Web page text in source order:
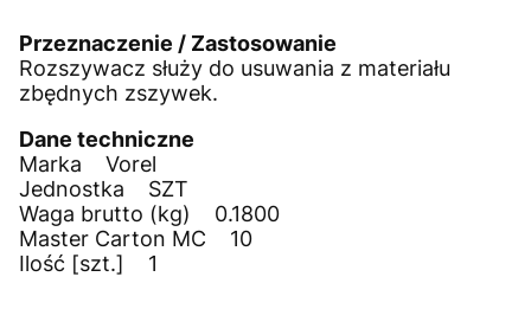
Przeznaczenie / Zastosowanie
Rozszywacz służy do usuwania z materiału
zbędnych zszywek.
Dane techniczne
Marka Vorel
Jednostka SZT
Waga brutto (kg) 0.1800
Master Carton MC 10
Ilość [szt.] 1